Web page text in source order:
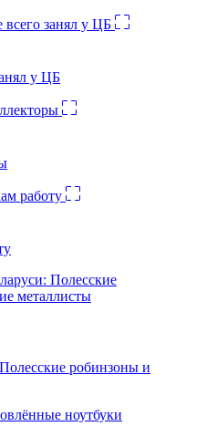
у ЦБ
робинзоны и